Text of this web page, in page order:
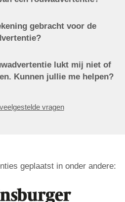
gebracht voor de
lukt mij niet of
Kunnen jullie me helpen?
vragen
geplaatst in onder andere: